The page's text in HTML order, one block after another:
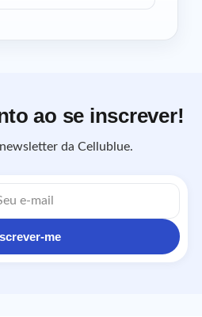
ao se inscrever!
da Cellublue.
Endereço
de
me